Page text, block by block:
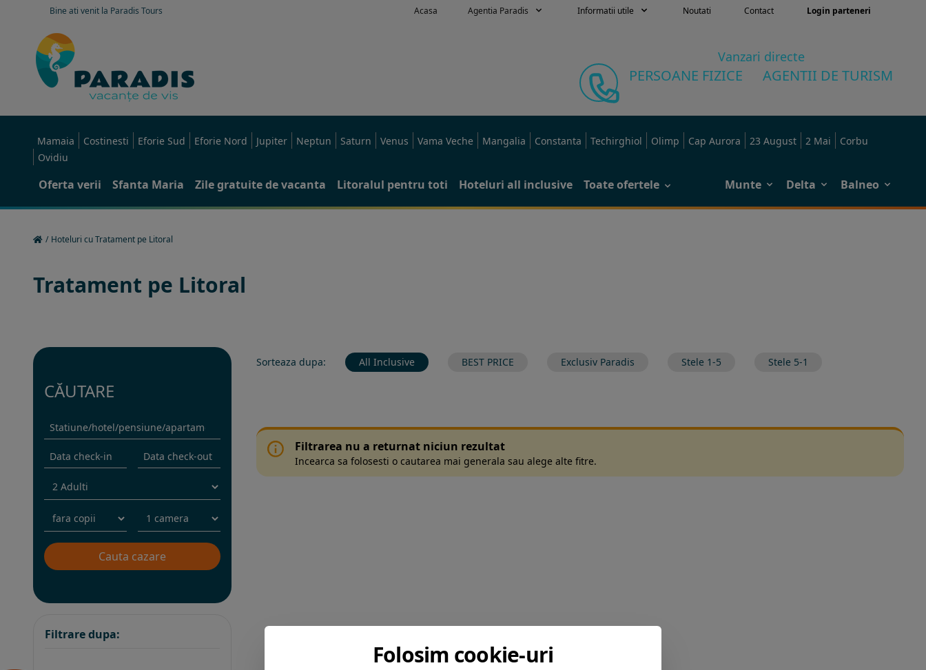
Bine ati venit la Paradis Tours Acasa Agentia Paradis Informatii utile Noutati Contact Login parteneri
Vanzari directe
PERSOANE FIZICE AGENTII DE TURISM
Mamaia Costinesti Eforie Sud Eforie Nord Jupiter Neptun Saturn Venus Vama Veche Mangalia Constanta Techirghiol Olimp Cap Aurora 23 August 2 Mai
Corbu
Ovidiu
Oferta verii Sfanta Maria Zile gratuite de vacanta Litoralul pentru toti Hoteluri all inclusive Toate ofertele Munte Delta Balneo
/ Hoteluri cu Tratament pe Litoral
Tratament pe Litoral
CĂUTARE
Filtrare dupa:
Sorteaza dupa: All Inclusive BEST PRICE Exclusiv Paradis Stele 1-5 Stele 5-1
Filtrarea nu a returnat niciun rezultat
Incearca sa folosesti o cautarea mai generala sau alege alte fitre.
Folosim cookie-uri